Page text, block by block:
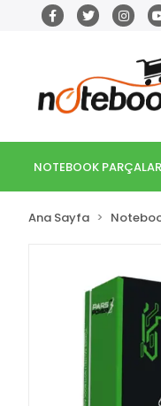
NOTEBOOK
Ana Sayfa